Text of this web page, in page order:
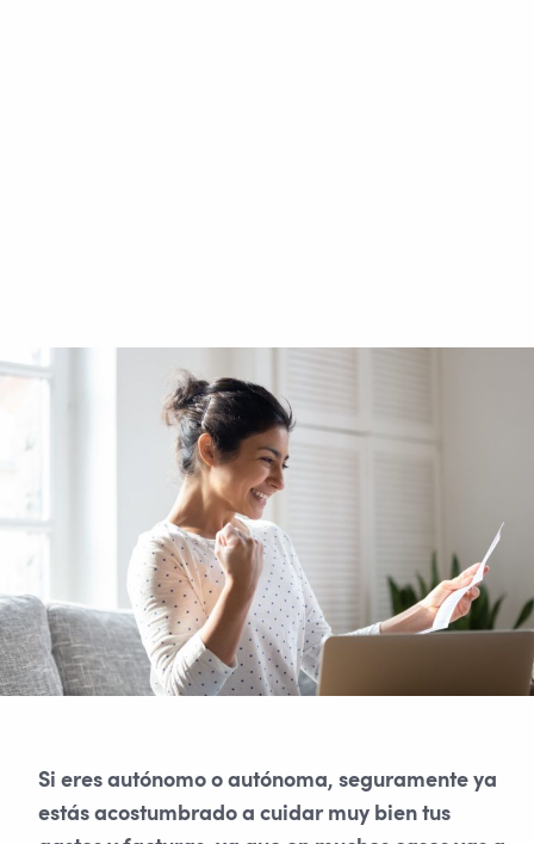
Si eres autónomo o autónoma, seguramente ya
estás acostumbrado a cuidar muy bien tus